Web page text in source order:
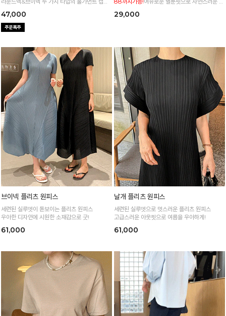
47,000 29,000
브이넥 플리츠 원피스
세련된 실루엣이 돋보이는 플리츠 원피스
우아한 디자인에 시원한 소재감으로 굿!
61,000
날개 플리츠 원피스
세련된 실루엣으로 멋스러운 플리츠 원피스
고급스러운 아웃핏으로 여름을 우아하게!
61,000